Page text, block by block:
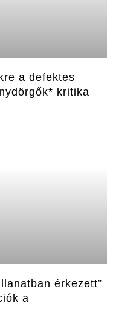
a defektes
kritika
érkezett”
a